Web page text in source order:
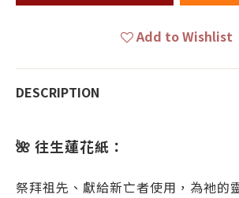
Add to Wishlist
DESCRIPTION
🌺 往生蓮花紙：
祭拜祖先、獻給新亡者使用，為祂的